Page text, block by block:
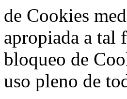
de Cookies
apropiada a tal
bloqueo de
uso pleno de